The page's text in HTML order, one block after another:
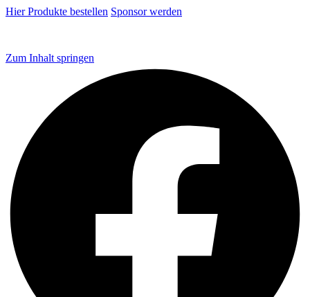
Hier Produkte bestellen Sponsor werden
Zum Inhalt springen